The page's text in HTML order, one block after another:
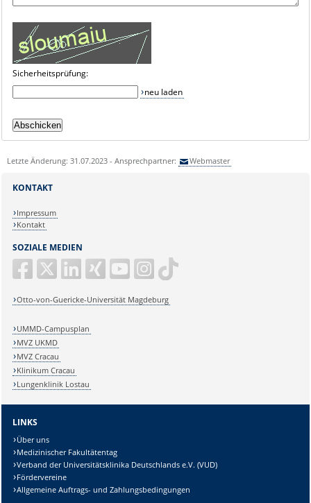
Sicherheitsprüfung:
neu laden
Letzte Änderung: 31.07.2023 - Ansprechpartner: Webmaster
SOZIALE MEDIEN
Otto-von-Guericke-Universität Magdeburg
KONTAKT
Impressum
Kontakt
UMMD-Campusplan
MVZ UKMD
MVZ Cracau
Klinikum Cracau
Lungenklinik Lostau
LINKS
Über uns
Medizinischer Fakultätentag
Verband der Universitätsklinika Deutschlands e.V. (VUD)
Fördervereine
Allgemeine Auftrags- und Zahlungsbedingungen